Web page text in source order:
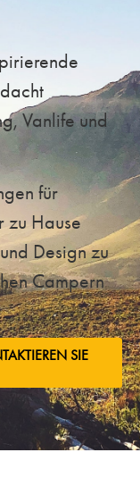
Vanlife und
für
zu Hause
Design zu
Campern
SIE